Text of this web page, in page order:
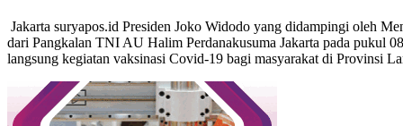
Jakarta suryapos.id Presiden Joko Widodo yang didampingi oleh
dari Pangkalan TNI AU Halim Perdanakusuma Jakarta pada pukul
langsung kegiatan vaksinasi Covid-19 bagi masyarakat di Provinsi